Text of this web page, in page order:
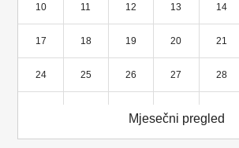
10 11 12 13 14
17 18 19 20 21
24 25 26 27 28
Mjesečni pregled